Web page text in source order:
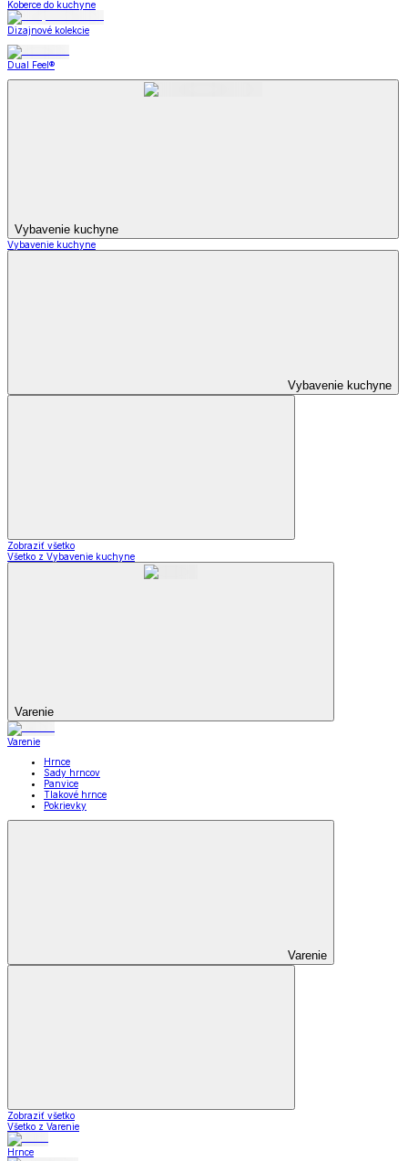
Koberce do kuchyne
Dizajnové kolekcie
Dual Feel®
Vybavenie kuchyne
Vybavenie kuchyne
Vybavenie kuchyne
Zobraziť všetko
Všetko z Vybavenie kuchyne
Varenie
Varenie
Hrnce
Sady hrncov
Panvice
Tlakové hrnce
Pokrievky
Varenie
Zobraziť všetko
Všetko z Varenie
Hrnce